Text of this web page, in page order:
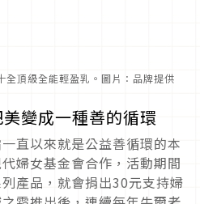
頂級全能輕盈乳。圖片：品牌提供
變成一種善的循環
直以來就是公益善循環的本
婦女基金會合作，活動期間
產品，就會捐出30元支持婦